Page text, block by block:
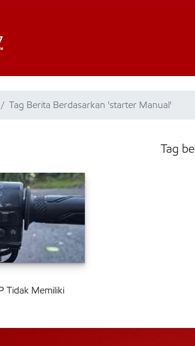
Tag Berita Berdasarkan 'starter Manual'
Tag
Tidak Memiliki